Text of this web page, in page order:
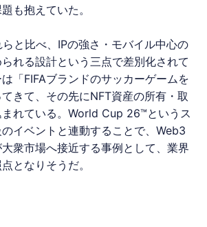
も抱えていた。
と比べ、IPの強さ・モバイル中心の
れる設計という三点で差別化されて
「FIFAブランドのサッカーゲームを
きて、その先にNFT資産の所有・取
れている。World Cup 26™というス
イベントと連動することで、Web3
衆市場へ接近する事例として、業界
となりそうだ。